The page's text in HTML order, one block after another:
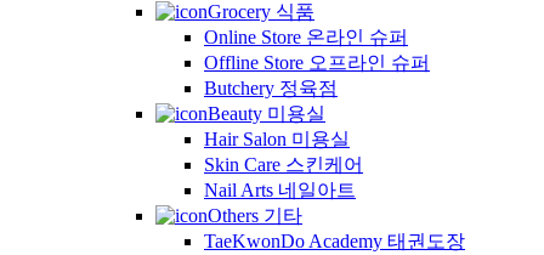
Grocery 식품
Online Store 온라인 슈퍼
Offline Store 오프라인 슈퍼
Butchery 정육점
Beauty 미용실
Hair Salon 미용실
Skin Care 스킨케어
Nail Arts 네일아트
Others 기타
TaeKwonDo Academy 태권도장